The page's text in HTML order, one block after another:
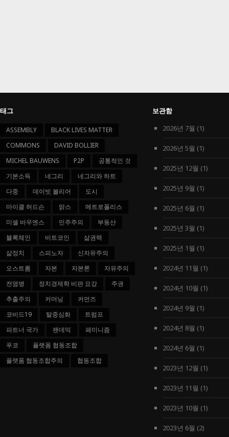
태그
ASSEMBLY
BLACK LIVES MATTER
COMMONS
DAVID BOLLIER
MICHEL BAUWENS
P2P
공통적인 것
기본소득
네그리
네그리와 하트
다중
데이빗 볼리어
도시
마이클 허드슨
맑스
메트로폴리스
미셸 바우엔스
민주주의
부동산
블록체인
비트코인
삶권력
삶정치
스피노자
신자유주의
오스트롬
자본 자본론
자유주의
전염병
정치경제학 비판 요강
주권
추출주의
커머닝
커먼즈
코비드19
탈중심화
트럼프
파트너 국가
팬데믹
페미니즘
푸코
플랫폼 협동조합
플랫폼 협동조합주의
협동조합
보관함
2026년 7월 (1)
2026년 5월 (1)
2025년 12월 (1)
2025년 9월 (1)
2025년 6월 (1)
2025년 3월 (1)
2025년 1월 (1)
2024년 11월 (1)
2024년 10월 (1)
2024년 9월 (1)
2024년 8월 (1)
2024년 6월 (1)
2023년 12월 (1)
2023년 11월 (1)
2023년 10월 (1)
2023년 6월 (2)